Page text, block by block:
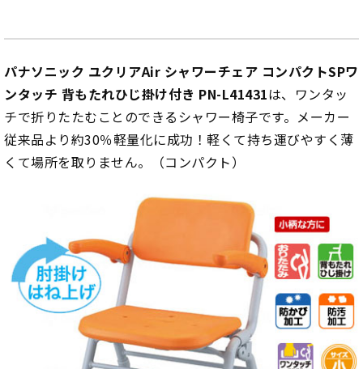
パナソニック ユクリアAir シャワーチェア コンパクトSPワ
ンタッチ 背もたれひじ掛け付き PN-L41431は、ワンタッ
チで折りたたむことのできるシャワー椅子です。メーカー
従来品より約30％軽量化に成功！軽くて持ち運びやすく薄
くて場所を取りません。（コンパクト）